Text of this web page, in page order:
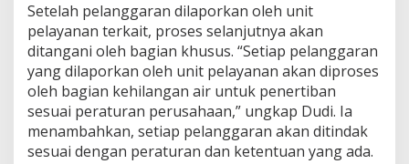
a
h
u
2
0
2
5
Setelah pelanggaran dilaporkan oleh unit
pelayanan terkait, proses selanjutnya akan
ditangani oleh bagian khusus. “Setiap pelanggaran
yang dilaporkan oleh unit pelayanan akan diproses
oleh bagian kehilangan air untuk penertiban
sesuai peraturan perusahaan,” ungkap Dudi. Ia
menambahkan, setiap pelanggaran akan ditindak
sesuai dengan peraturan dan ketentuan yang ada.